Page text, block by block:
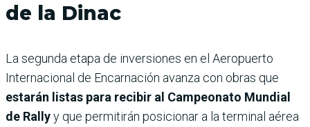
de la Dinac
La segunda etapa de inversiones en el Aeropuerto
Internacional de Encarnación avanza con obras que
estarán listas para recibir al Campeonato Mundial
de Rallyy que permitirán posicionar a la terminal aérea